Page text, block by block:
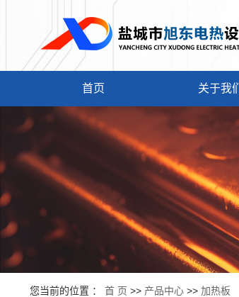
首页 关于我们
您当前的位置 ： 首 页 >> 产品中心 >> 加热板